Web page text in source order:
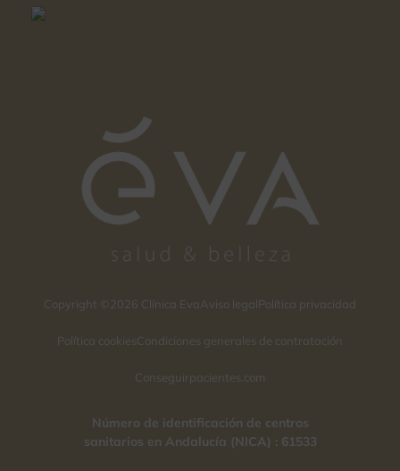
Copyright ©2026 Clínica EvaAviso legalPolítica privacidad
Política cookies Condiciones generales de contratación
Conseguirpacientes.com
Número de identificación de centros
sanitarios en Andalucía (NICA) : 61533